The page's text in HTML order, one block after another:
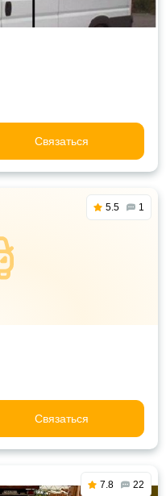
Связаться
5.5 1
Связаться
7.8 22